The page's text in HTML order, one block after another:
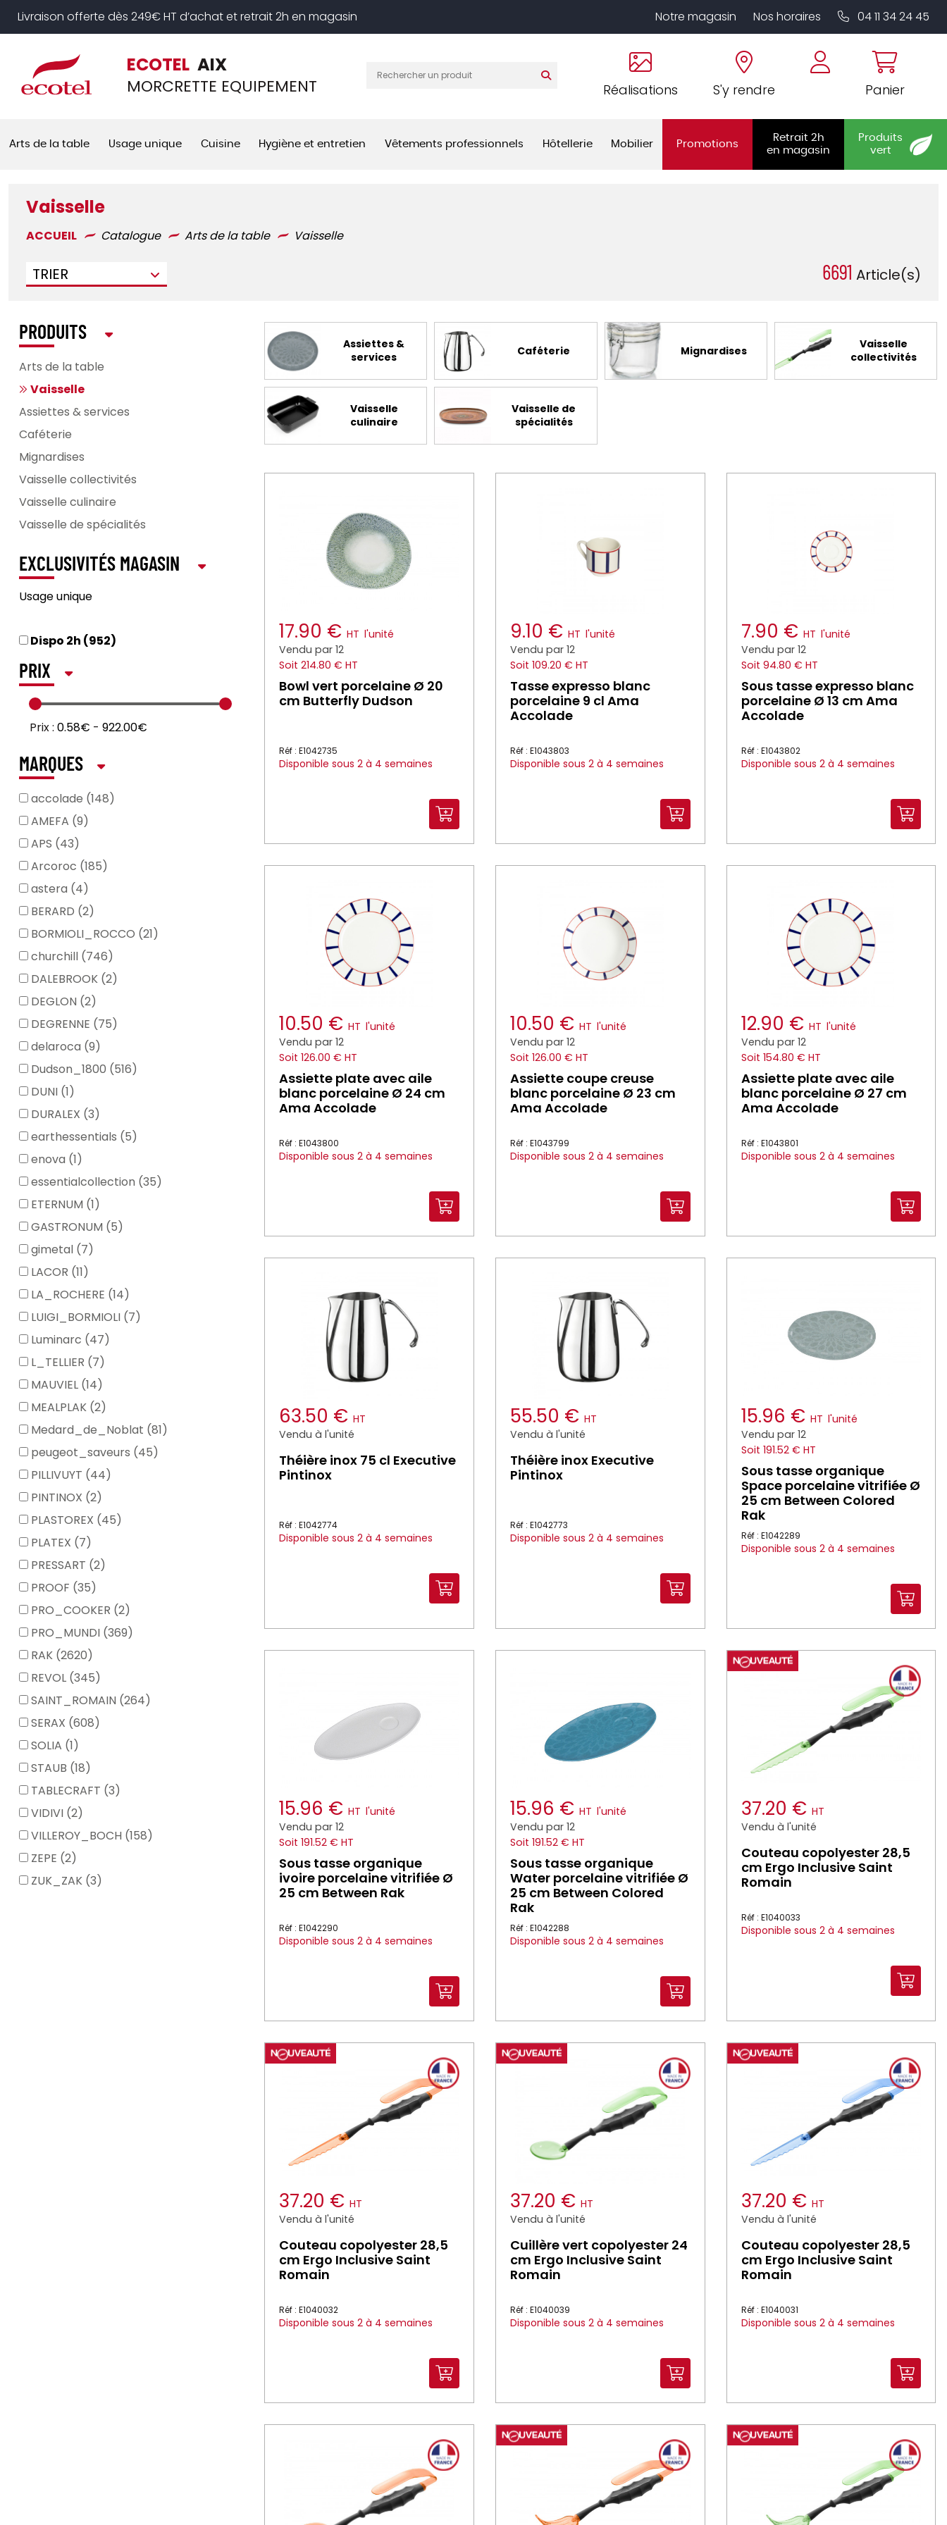
Livraison offerte dès 249€ HT d’achat et retrait 2h en magasin Notre magasin Nos horaires 04 11 34 24 45
ECOTEL AIX
MORCRETTE EQUIPEMENT Réalisations S'y rendre Panier
Arts de la table Usage unique Cuisine Hygiène et entretien Vêtements professionnels Hôtellerie Mobilier Promotions
Retrait 2h
en magasin
Produits
vert
Vaisselle
ACCUEIL Catalogue Arts de la table Vaisselle
TRIER 6691 Article(s)
Assiettes &
services
Caféterie Mignardises
Vaisselle
collectivités
Vaisselle
culinaire
Vaisselle de
spécialités
17.90 € HT l'unité
Vendu par 12
Soit 214.80 € HT
Bowl vert porcelaine Ø 20
cm Butterfly Dudson
Réf : E1042735
Disponible sous 2 à 4 semaines
9.10 € HT l'unité
Vendu par 12
Soit 109.20 € HT
Tasse expresso blanc
porcelaine 9 cl Ama
Accolade
Réf : E1043803
Disponible sous 2 à 4 semaines
7.90 € HT l'unité
Vendu par 12
Soit 94.80 € HT
Sous tasse expresso blanc
porcelaine Ø 13 cm Ama
Accolade
Réf : E1043802
Disponible sous 2 à 4 semaines
10.50 € HT l'unité
Vendu par 12
Soit 126.00 € HT
Assiette plate avec aile
blanc porcelaine Ø 24 cm
Ama Accolade
Réf : E1043800
Disponible sous 2 à 4 semaines
10.50 € HT l'unité
Vendu par 12
Soit 126.00 € HT
Assiette coupe creuse
blanc porcelaine Ø 23 cm
Ama Accolade
Réf : E1043799
Disponible sous 2 à 4 semaines
12.90 € HT l'unité
Vendu par 12
Soit 154.80 € HT
Assiette plate avec aile
blanc porcelaine Ø 27 cm
Ama Accolade
Réf : E1043801
Disponible sous 2 à 4 semaines
63.50 € HT
Vendu à l'unité
Théière inox 75 cl Executive
Pintinox
Réf : E1042774
Disponible sous 2 à 4 semaines
55.50 € HT
Vendu à l'unité
Théière inox Executive
Pintinox
Réf : E1042773
Disponible sous 2 à 4 semaines
15.96 € HT l'unité
Vendu par 12
Soit 191.52 € HT
Sous tasse organique
Space porcelaine vitrifiée Ø
25 cm Between Colored
Rak
Réf : E1042289
Disponible sous 2 à 4 semaines
15.96 € HT l'unité
Vendu par 12
Soit 191.52 € HT
Sous tasse organique
ivoire porcelaine vitrifiée Ø
25 cm Between Rak
Réf : E1042290
Disponible sous 2 à 4 semaines
15.96 € HT l'unité
Vendu par 12
Soit 191.52 € HT
Sous tasse organique
Water porcelaine vitrifiée Ø
25 cm Between Colored
Rak
Réf : E1042288
Disponible sous 2 à 4 semaines
37.20 € HT
Vendu à l'unité
Couteau copolyester 28,5
cm Ergo Inclusive Saint
Romain
Réf : E1040033
Disponible sous 2 à 4 semaines
37.20 € HT
Vendu à l'unité
Couteau copolyester 28,5
cm Ergo Inclusive Saint
Romain
Réf : E1040032
Disponible sous 2 à 4 semaines
37.20 € HT
Vendu à l'unité
Cuillère vert copolyester 24
cm Ergo Inclusive Saint
Romain
Réf : E1040039
Disponible sous 2 à 4 semaines
37.20 € HT
Vendu à l'unité
Couteau copolyester 28,5
cm Ergo Inclusive Saint
Romain
Réf : E1040031
Disponible sous 2 à 4 semaines
PRODUITS
Arts de la table
Vaisselle
Assiettes & services
Caféterie
Mignardises
Vaisselle collectivités
Vaisselle culinaire
Vaisselle de spécialités
EXCLUSIVITÉS MAGASIN
Usage unique
Dispo 2h (952)
PRIX
Prix : 0.58€ - 922.00€
MARQUES
accolade (148)
AMEFA (9)
APS (43)
Arcoroc (185)
astera (4)
BERARD (2)
BORMIOLI_ROCCO (21)
churchill (746)
DALEBROOK (2)
DEGLON (2)
DEGRENNE (75)
delaroca (9)
Dudson_1800 (516)
DUNI (1)
DURALEX (3)
earthessentials (5)
enova (1)
essentialcollection (35)
ETERNUM (1)
GASTRONUM (5)
gimetal (7)
LACOR (11)
LA_ROCHERE (14)
LUIGI_BORMIOLI (7)
Luminarc (47)
L_TELLIER (7)
MAUVIEL (14)
MEALPLAK (2)
Medard_de_Noblat (81)
peugeot_saveurs (45)
PILLIVUYT (44)
PINTINOX (2)
PLASTOREX (45)
PLATEX (7)
PRESSART (2)
PROOF (35)
PRO_COOKER (2)
PRO_MUNDI (369)
RAK (2620)
REVOL (345)
SAINT_ROMAIN (264)
SERAX (608)
SOLIA (1)
STAUB (18)
TABLECRAFT (3)
VIDIVI (2)
VILLEROY_BOCH (158)
ZEPE (2)
ZUK_ZAK (3)
Panneau de gestion des cookies